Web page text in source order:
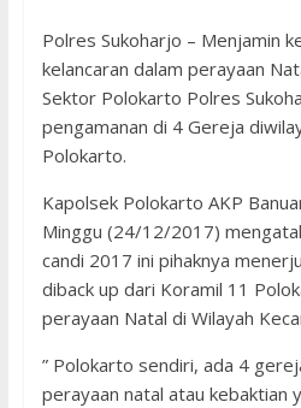
Polres Sukoharjo – Menjamin
kelancaran dalam perayaan
Sektor Polokarto Polres
pengamanan di 4 Gereja
Polokarto.
Kapolsek Polokarto AKP
Minggu (24/12/2017)
candi 2017 ini pihaknya
diback up dari Koramil 11
perayaan Natal di Wilayah
” Polokarto sendiri, ada 4
perayaan natal atau kebaktian